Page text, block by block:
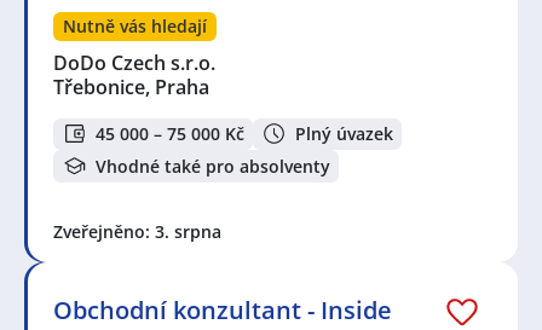
Nutně vás hledají
DoDo Czech s.r.o.
Třebonice, Praha
45 000 – 75 000 Kč
Plný úvazek
Vhodné také pro absolventy
Zveřejněno: 3. srpna
Obchodní konzultant - Inside